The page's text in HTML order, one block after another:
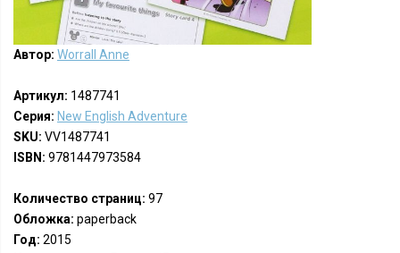
Автор: Worrall Anne
Артикул: 1487741
Серия: New English Adventure
SKU: VV1487741
ISBN: 9781447973584
Количество страниц: 97
Обложка: paperback
Год: 2015